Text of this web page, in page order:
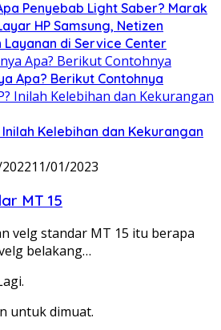
Penyebab Light Saber? Marak
HP Samsung, Netizen
Layanan di Service Center
Apa? Berikut Contohnya
Kelebihan dan Kekurangan
11/01/2023
MT 15
velg standar MT 15 itu berapa
belakang…
untuk dimuat.